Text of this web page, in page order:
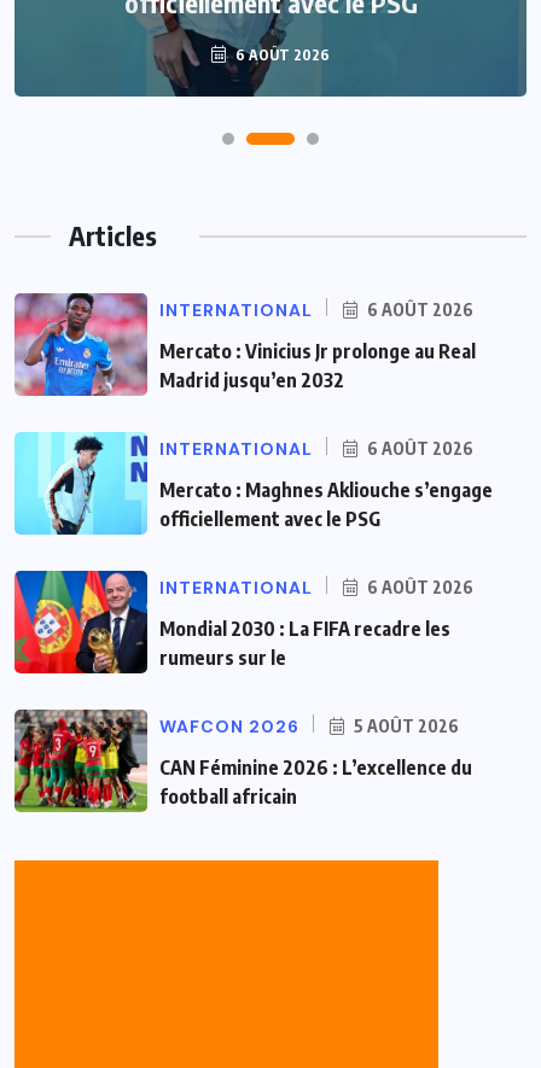
6 AOÛT 2026
Articles
INTERNATIONAL 6 AOÛT 2026
Mercato : Vinicius Jr prolonge au Real
Madrid jusqu’en 2032
INTERNATIONAL 6 AOÛT 2026
Mercato : Maghnes Akliouche s’engage
officiellement avec le PSG
INTERNATIONAL 6 AOÛT 2026
Mondial 2030 : La FIFA recadre les
rumeurs sur le
WAFCON 2026 5 AOÛT 2026
CAN Féminine 2026 : L’excellence du
football africain